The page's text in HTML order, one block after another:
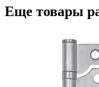
Еще товары